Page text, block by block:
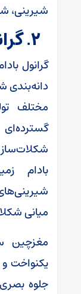
شیرینی،
گرانول
دانه‌بندی
مختلف
بادام
میانی
مغزچین
یکنواخت و
جلوه